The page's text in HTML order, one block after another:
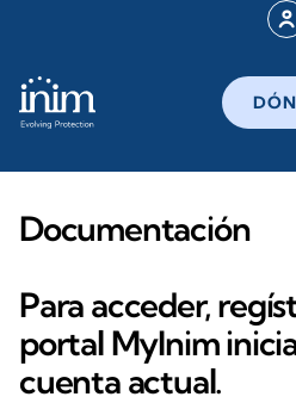
Documentación
Para acceder,
portal MyInim
cuenta actual.